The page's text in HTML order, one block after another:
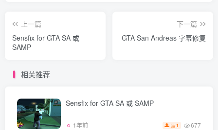
上一篇
Sensfix for GTA SA 或
SAMP
下一篇
GTA San Andreas 字幕修复
相关推荐
Sensfix for GTA SA 或 SAMP
1年前 1 677